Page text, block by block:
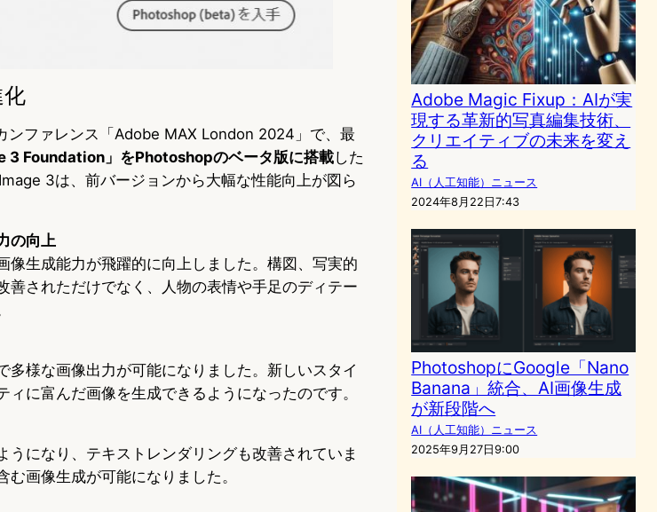
ンファレンス「Adobe MAX London 2024」で、最
Foundation」をPhotoshopのベータ版に搭載した
3は、前バージョンから大幅な性能向上が図ら
の向上
像生成能力が飛躍的に向上しました。構図、写実的
善されただけでなく、人物の表情や手足のディテー
多様な画像出力が可能になりました。新しいスタイ
に富んだ画像を生成できるようになったのです。
になり、テキストレンダリングも改善されていま
画像生成が可能になりました。
Adobe Magic Fixup：AIが実
現する革新的写真編集技術、
クリエイティブの未来を変え
る
AI（人工知能）ニュース
2024年8月22日7:43
PhotoshopにGoogle「Nano
Banana」統合、AI画像生成
が新段階へ
AI（人工知能）ニュース
2025年9月27日9:00